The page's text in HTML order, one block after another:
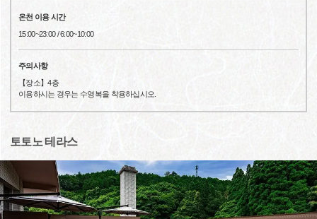
온천 이용 시간
15:00~23:00 / 6:00~10:00
주의사항
【장소】4층
이용하시는 경우는 수영복을 착용하십시오.
토토노 테라스